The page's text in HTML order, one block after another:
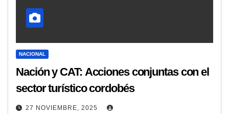
NACIONAL
Nación y CAT: Acciones conjuntas con el
sector turístico cordobés
27 NOVIEMBRE, 2025